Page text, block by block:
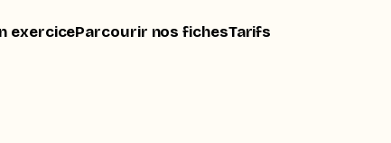
exerciceParcourir nos fichesTarifs